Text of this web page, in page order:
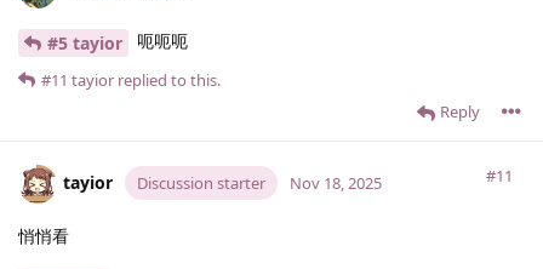
#5 tayior 呃呃呃
Reply
#11 tayior replied to this.
tayior Discussion starter #11
Nov 18, 2025
悄悄看